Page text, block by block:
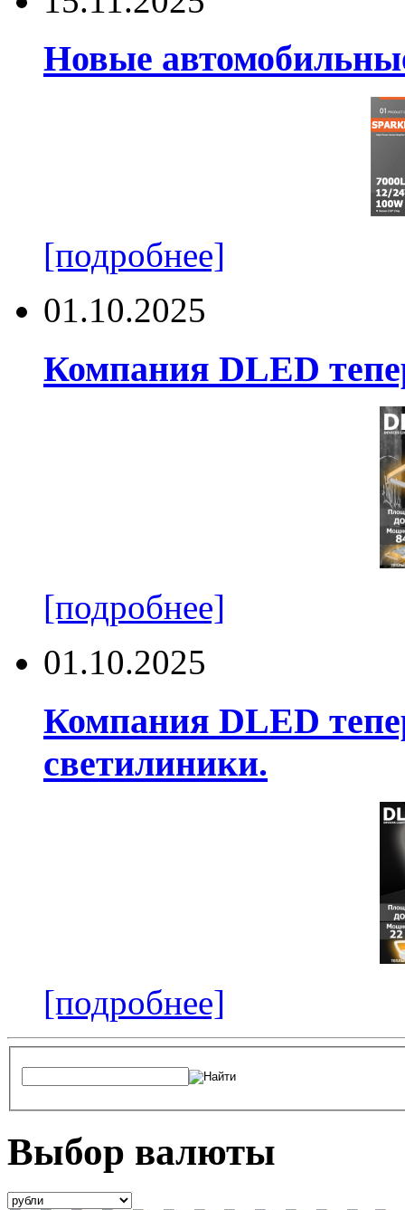
Новые
[подробнее]
01.10.2025
Компания DLED
[подробнее]
01.10.2025
Компания DLED
светилиники.
[подробнее]
Выбор валюты